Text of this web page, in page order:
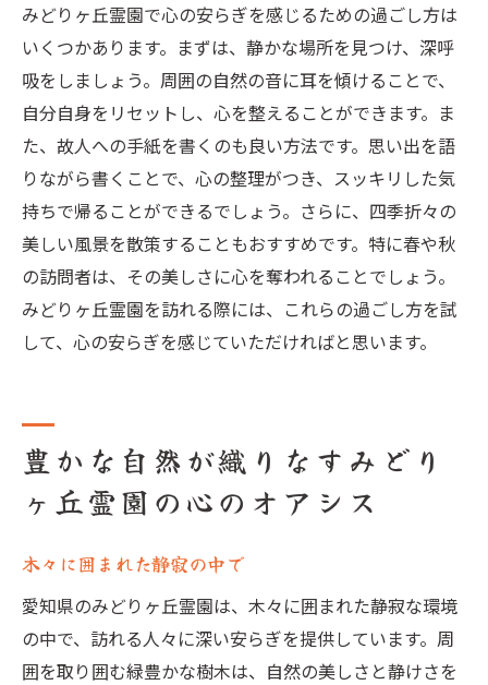
みどりヶ丘霊園で心の安らぎを感じるための過ごし方は
いくつかあります。まずは、静かな場所を見つけ、深呼
吸をしましょう。周囲の自然の音に耳を傾けることで、
自分自身をリセットし、心を整えることができます。ま
た、故人への手紙を書くのも良い方法です。思い出を語
りながら書くことで、心の整理がつき、スッキリした気
持ちで帰ることができるでしょう。さらに、四季折々の
美しい風景を散策することもおすすめです。特に春や秋
の訪問者は、その美しさに心を奪われることでしょう。
みどりヶ丘霊園を訪れる際には、これらの過ごし方を試
して、心の安らぎを感じていただければと思います。
豊かな自然が織りなすみどり
ヶ丘霊園の心のオアシス
木々に囲まれた静寂の中で
愛知県のみどりヶ丘霊園は、木々に囲まれた静寂な環境
の中で、訪れる人々に深い安らぎを提供しています。周
囲を取り囲む緑豊かな樹木は、自然の美しさと静けさを